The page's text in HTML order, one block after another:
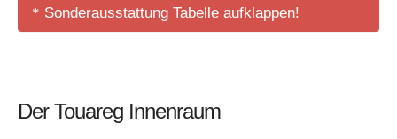
Klimaanlage „Climatronic“ mit 2-Zonen-
Ausstattung "Exclusiv")
Sonderausstattung Tabelle aufklappen!
dynamische Leuchtweitenregulierung, Scheinwerfer-
Der Touareg Innenraum